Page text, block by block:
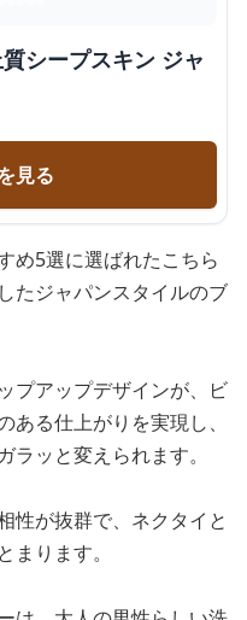
シープスキン ジャ
見る
め5選に選ばれたこちら
たジャパンスタイルのブ
プアップデザインが、ビ
る仕上がりを実現し、
ッと変えられます。
性が抜群で、ネクタイと
ります。